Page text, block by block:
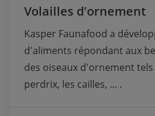
Volailles d'ornement
Kasper Faunafood a
d'aliments répondant aux
des oiseaux d'ornement
perdrix, les cailles, ... .